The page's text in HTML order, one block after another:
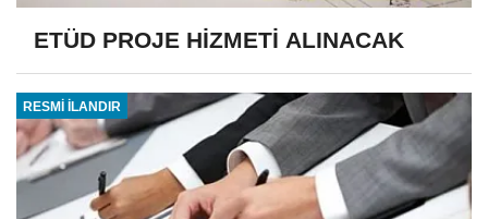
ETÜD PROJE HİZMETİ ALINACAK
RESMİ İLANDIR